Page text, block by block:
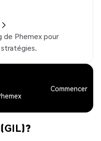
de Phemex pour
Commencer